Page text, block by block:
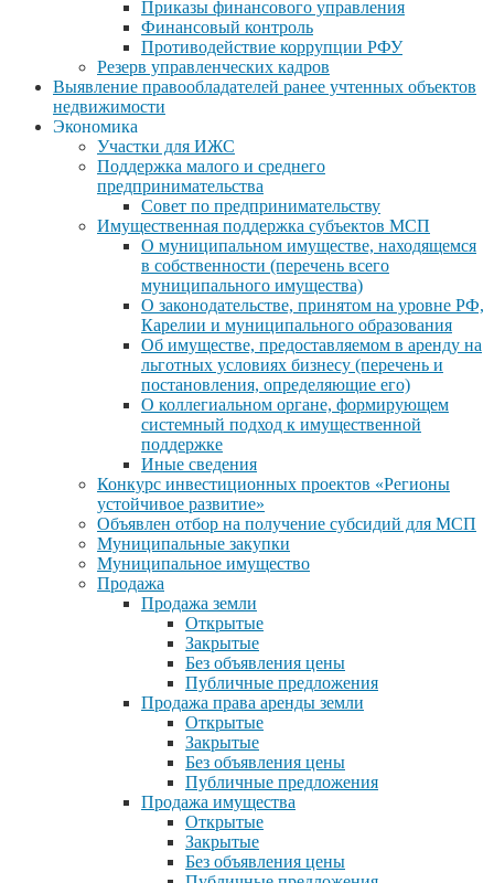
Приказы финансового управления
Финансовый контроль
Противодействие коррупции РФУ
Резерв управленческих кадров
Выявление правообладателей ранее учтенных объектов
недвижимости
Экономика
Участки для ИЖС
Поддержка малого и среднего
предпринимательства
Совет по предпринимательству
Имущественная поддержка субъектов МСП
О муниципальном имуществе, находящемся
в собственности (перечень всего
муниципального имущества)
О законодательстве, принятом на уровне РФ,
Карелии и муниципального образования
Об имуществе, предоставляемом в аренду на
льготных условиях бизнесу (перечень и
постановления, определяющие его)
О коллегиальном органе, формирующем
системный подход к имущественной
поддержке
Иные сведения
Конкурс инвестиционных проектов «Регионы
устойчивое развитие»
Объявлен отбор на получение субсидий для МСП
Муниципальные закупки
Муниципальное имущество
Продажа
Продажа земли
Открытые
Закрытые
Без объявления цены
Публичные предложения
Продажа права аренды земли
Открытые
Закрытые
Без объявления цены
Публичные предложения
Продажа имущества
Открытые
Закрытые
Без объявления цены